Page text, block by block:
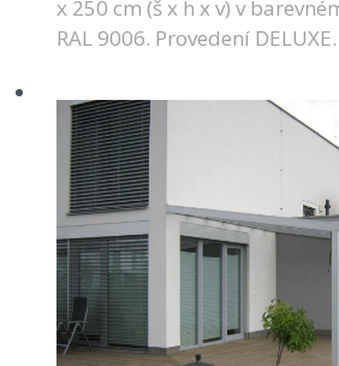
x 250 cm (š x h x v) v
RAL 9006. Provedení DELUXE.